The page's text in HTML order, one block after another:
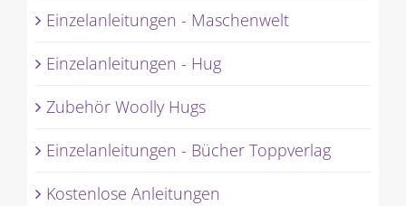
Einzelanleitungen - Maschenwelt
Einzelanleitungen - Hug
Zubehör Woolly Hugs
Einzelanleitungen - Bücher Toppverlag
Kostenlose Anleitungen